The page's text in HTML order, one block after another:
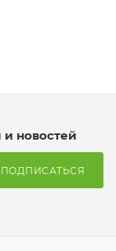
новостей
ПОДПИСАТЬСЯ